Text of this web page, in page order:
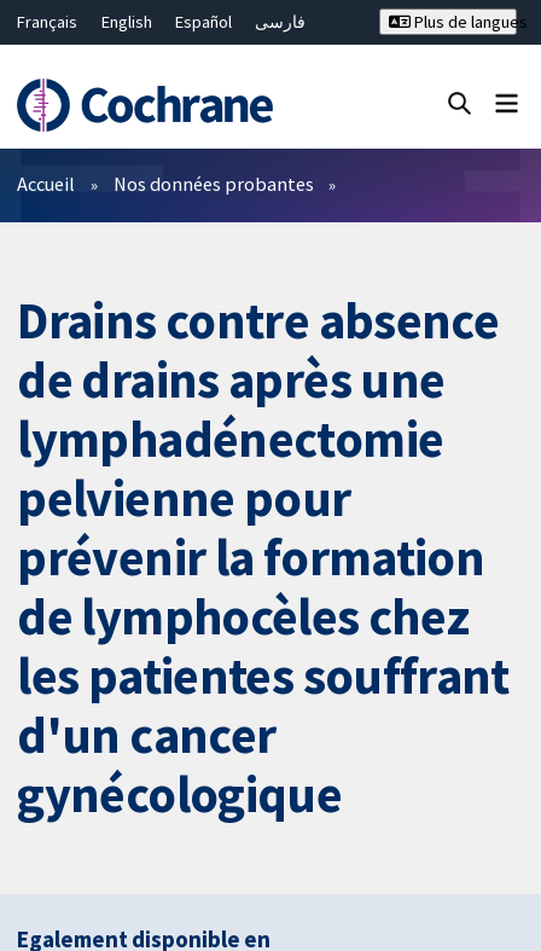
Français English Español
فارسی
Bahasa Malaysia
ไทย
繁體中文
简体中文
Plus de langues
Filtres
Accueil Nos données probantes
Drains contre absence
de drains après une
lymphadénectomie
pelvienne pour
prévenir la formation
de lymphocèles chez
les patientes souffrant
d'un cancer
gynécologique
Egalement disponible en